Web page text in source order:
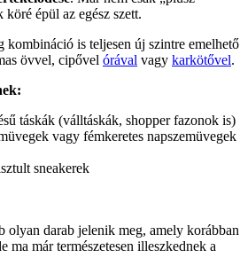
épül az egész szett.
kombináció is teljesen új szintre emelhető
övvel, cipővel órával vagy karkötővel.
táskák (válltáskák, shopper fazonok is)
vagy fémkeretes napszemüvegek
sneakerek
olyan darab jelenik meg, amely korábban
ma már természetesen illeszkednek a